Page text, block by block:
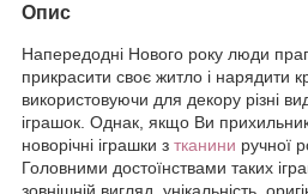
Опис
Напередодні Нового року люди
прикрасити своє житло і нарядити
використовуючи для декору різні
іграшок. Однак, якщо Ви
новорічні іграшки з тканини ручної
Головними достоїнствами таких
зовнішній вигляд, унікальність,